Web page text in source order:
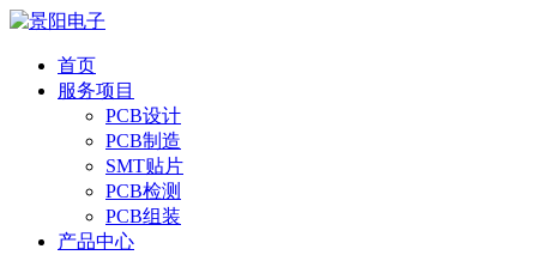
首页
服务项目
PCB设计
PCB制造
SMT贴片
PCB检测
PCB组装
产品中心